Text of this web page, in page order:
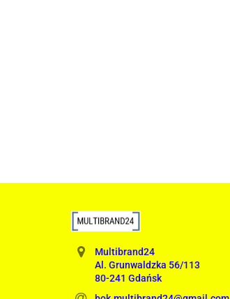
Multibrand24
Al. Grunwaldzka 56/113
80-241 Gdańsk